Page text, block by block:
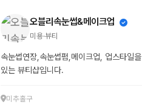
오블리속눈썹&메이크업
미용·뷰티
속눈썹연장,속눈썹펌,메이크업, 업스타일을 전문으로하고
있는 뷰티샵입니다.
미추홀구